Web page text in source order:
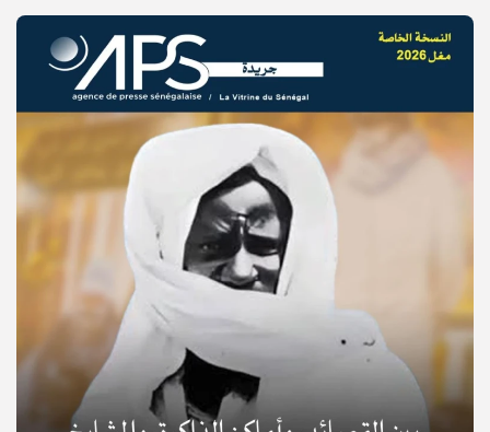
© Copyright 2025, APS